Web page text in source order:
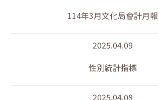
114年3月文化局會計月報
2025.04.09
性別統計指標
2025.04.08